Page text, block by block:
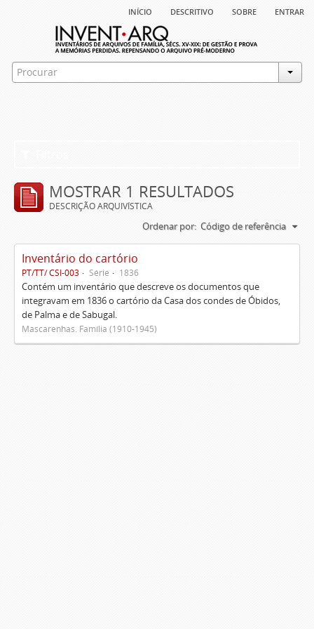
início descritivo sobre entrar
MOSTRAR 1 RESULTADOS
DESCRIÇÃO ARQUIVÍSTICA
Ordenar por: Código de referência
Inventário do cartório
PT/TT/ CSI-003 Série 1836
Contém um inventário que descreve os documentos que
integravam em 1836 o cartório da Casa dos condes de Óbidos,
de Palma e de Sabugal.
Mascarenhas. Família (1910-1945)